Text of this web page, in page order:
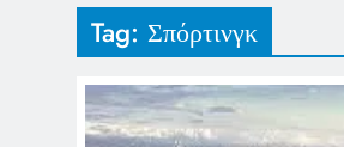
Tag: Σπόρτινγκ